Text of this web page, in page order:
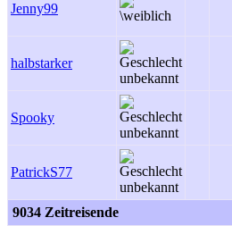
Jenny99
halbstarker
Spooky
PatrickS77
9034 Zeitreisende